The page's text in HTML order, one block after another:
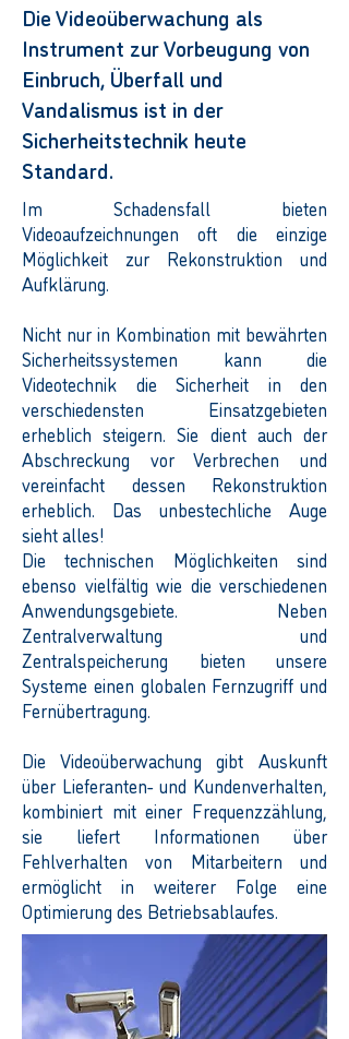
Die Videoüberwachung als
Instrument zur Vorbeugung von
Einbruch, Überfall und
Vandalismus ist in der
Sicherheitstechnik heute
Standard.
Im Schadensfall bieten
Videoaufzeichnungen oft die einzige
Möglichkeit zur Rekonstruktion und
Aufklärung.
Nicht nur in Kombination mit bewährten
Sicherheitssystemen kann die
Videotechnik die Sicherheit in den
verschiedensten Einsatzgebieten
erheblich steigern. Sie dient auch der
Abschreckung vor Verbrechen und
vereinfacht dessen Rekonstruktion
erheblich. Das unbestechliche Auge
sieht alles!
Die technischen Möglichkeiten sind
ebenso vielfältig wie die verschiedenen
Anwendungsgebiete. Neben
Zentralverwaltung und
Zentralspeicherung bieten unsere
Systeme einen globalen Fernzugriff und
Fernübertragung.
Die Videoüberwachung gibt Auskunft
über Lieferanten- und Kundenverhalten,
kombiniert mit einer Frequenzzählung,
sie liefert Informationen über
Fehlverhalten von Mitarbeitern und
ermöglicht in weiterer Folge eine
Optimierung des Betriebsablaufes.